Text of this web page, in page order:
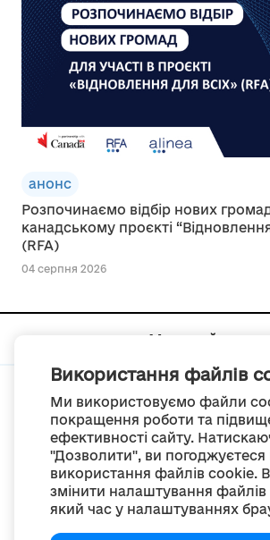
Використання файлів
Ми використовуємо файли
покращення роботи та
ефективності сайту.
"Дозволити", ви погоджуєтеся
використання файлів cookie.
змінити налаштування
який час у налаштуваннях
анонс
Розпочинаємо відбір нових
канадському проєкті
(RFA)
04 серпня 2026
Мапа сайту
© Портал «Децентралізація»,
Проект був створений 2014 року для
самоврядування
та територіальної організації влади
Створення та наповнення - ГО «Портал
Creative Commons Attribution 4.0